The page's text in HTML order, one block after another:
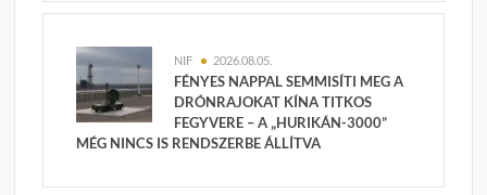
NIF 2026.08.05.
FÉNYES NAPPAL SEMMISÍTI MEG A
DRÓNRAJOKAT KÍNA TITKOS
FEGYVERE – A „HURIKÁN-3000”
MÉG NINCS IS RENDSZERBE ÁLLÍTVA